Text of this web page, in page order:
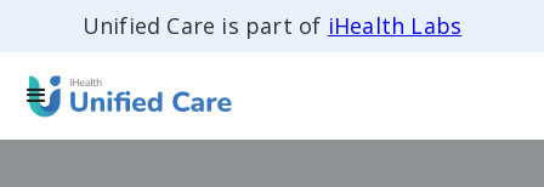
Unified Care is part of iHealth Labs